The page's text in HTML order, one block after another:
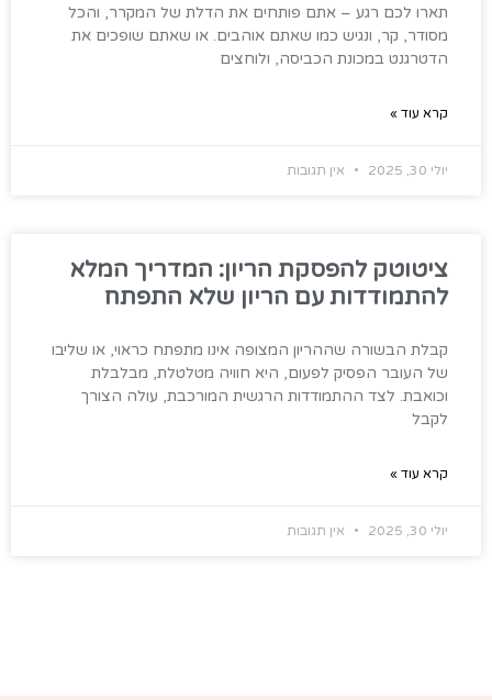
תארו לכם רגע – אתם פותחים את הדלת של המקרר, והכל
מסודר, קר, ונגיש כמו שאתם אוהבים. או שאתם שופכים את
הדטרגנט במכונת הכביסה, ולוחצים
קרא עוד »
יולי 30, 2025 אין תגובות
ציטוטק להפסקת הריון: המדריך המלא
להתמודדות עם הריון שלא התפתח
קבלת הבשורה שההריון המצופה אינו מתפתח כראוי, או שליבו
של העובר הפסיק לפעום, היא חוויה מטלטלת, מבלבלת
וכואבת. לצד ההתמודדות הרגשית המורכבת, עולה הצורך
לקבל
קרא עוד »
יולי 30, 2025 אין תגובות